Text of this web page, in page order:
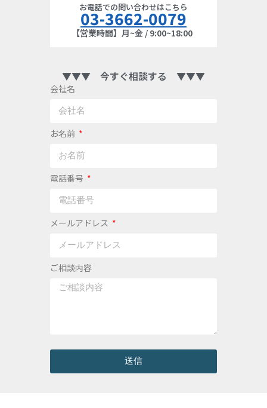
お電話での問い合わせはこちら
03-3662-0079
【営業時間】月~金 / 9:00~18:00
▼▼▼ 今すぐ相談する ▼▼▼
会社名
お名前
電話番号
メールアドレス
ご相談内容
送信